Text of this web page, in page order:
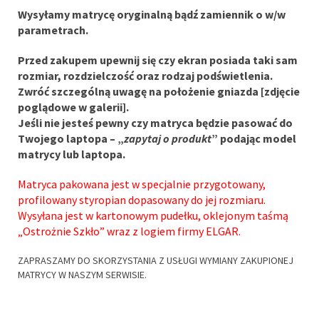
Wysyłamy matrycę oryginalną bądź zamiennik o w/w
parametrach.
Przed zakupem upewnij się czy ekran posiada taki sam
rozmiar, rozdzielczość oraz rodzaj podświetlenia.
Zwróć szczególną uwagę na położenie gniazda [zdjęcie
poglądowe w galerii].
Jeśli nie jesteś pewny czy matryca będzie pasować do
Twojego laptopa – „zapytaj o produkt” podając model
matrycy lub laptopa.
Matryca pakowana jest w specjalnie przygotowany,
profilowany styropian dopasowany do jej rozmiaru.
Wysyłana jest w kartonowym pudełku, oklejonym taśmą
„Ostrożnie Szkło” wraz z logiem firmy ELGAR.
ZAPRASZAMY DO SKORZYSTANIA Z USŁUGI WYMIANY ZAKUPIONEJ
MATRYCY W NASZYM SERWISIE.